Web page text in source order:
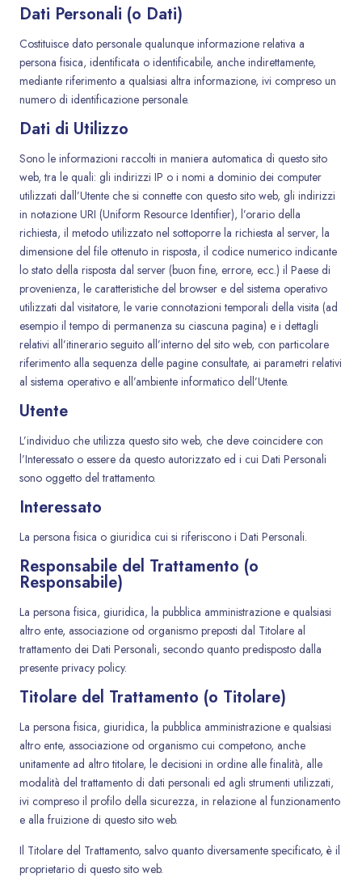
Dati Personali (o Dati)
Costituisce dato personale qualunque informazione relativa a
persona fisica, identificata o identificabile, anche indirettamente,
mediante riferimento a qualsiasi altra informazione, ivi compreso un
numero di identificazione personale.
Dati di Utilizzo
Sono le informazioni raccolti in maniera automatica di questo sito
web, tra le quali: gli indirizzi IP o i nomi a dominio dei computer
utilizzati dall’Utente che si connette con questo sito web, gli indirizzi
in notazione URI (Uniform Resource Identifier), l’orario della
richiesta, il metodo utilizzato nel sottoporre la richiesta al server, la
dimensione del file ottenuto in risposta, il codice numerico indicante
lo stato della risposta dal server (buon fine, errore, ecc.) il Paese di
provenienza, le caratteristiche del browser e del sistema operativo
utilizzati dal visitatore, le varie connotazioni temporali della visita (ad
esempio il tempo di permanenza su ciascuna pagina) e i dettagli
relativi all’itinerario seguito all’interno del sito web, con particolare
riferimento alla sequenza delle pagine consultate, ai parametri relativi
al sistema operativo e all’ambiente informatico dell’Utente.
Utente
L’individuo che utilizza questo sito web, che deve coincidere con
l’Interessato o essere da questo autorizzato ed i cui Dati Personali
sono oggetto del trattamento.
Interessato
La persona fisica o giuridica cui si riferiscono i Dati Personali.
Responsabile del Trattamento (o
Responsabile)
La persona fisica, giuridica, la pubblica amministrazione e qualsiasi
altro ente, associazione od organismo preposti dal Titolare al
trattamento dei Dati Personali, secondo quanto predisposto dalla
presente privacy policy.
Titolare del Trattamento (o Titolare)
La persona fisica, giuridica, la pubblica amministrazione e qualsiasi
altro ente, associazione od organismo cui competono, anche
unitamente ad altro titolare, le decisioni in ordine alle finalità, alle
modalità del trattamento di dati personali ed agli strumenti utilizzati,
ivi compreso il profilo della sicurezza, in relazione al funzionamento
e alla fruizione di questo sito web.
Il Titolare del Trattamento, salvo quanto diversamente specificato, è il
proprietario di questo sito web.